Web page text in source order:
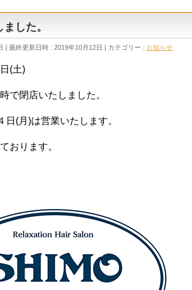
した。
最終更新日時 : 2019年10月12日 カテゴリー : お知らせ
(土)
で閉店いたしました。
日(月)は営業いたします。
おります。